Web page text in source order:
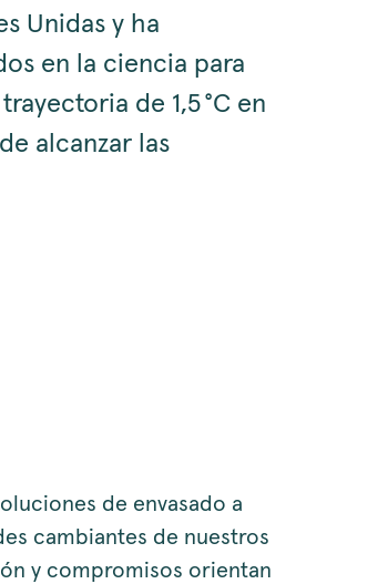
Unidas y ha
en la ciencia para
de 1,5 °C en
alcanzar las
de envasado a
cambiantes de nuestros
y compromisos orientan